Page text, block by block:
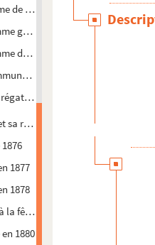
de la fête communale des 14,
général de la fête communale
de la fête communale de Lille
de Lille, programme des 14,
internationales
sa région en 1875
1877
1878
la fête internationale de
1880